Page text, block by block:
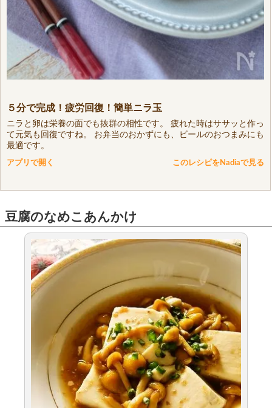
５分で完成！疲労回復！簡単ニラ玉
ニラと卵は栄養の面でも抜群の相性です。 疲れた時はササッと作っ
て元気も回復ですね。 お弁当のおかずにも、ビールのおつまみにも
最適です。
アプリで開く このレシピをNadiaで見る
豆腐のなめこあんかけ